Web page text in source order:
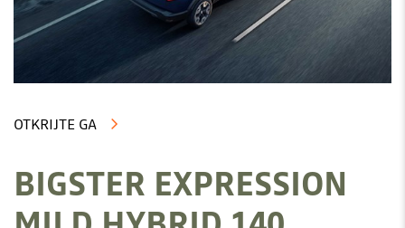
OTKRIJTE GA
BIGSTER EXPRESSION